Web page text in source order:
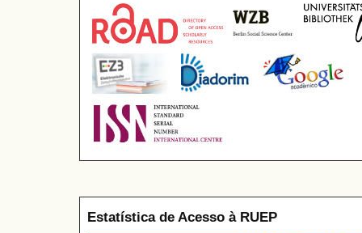
Estatística de Acesso à RUEP